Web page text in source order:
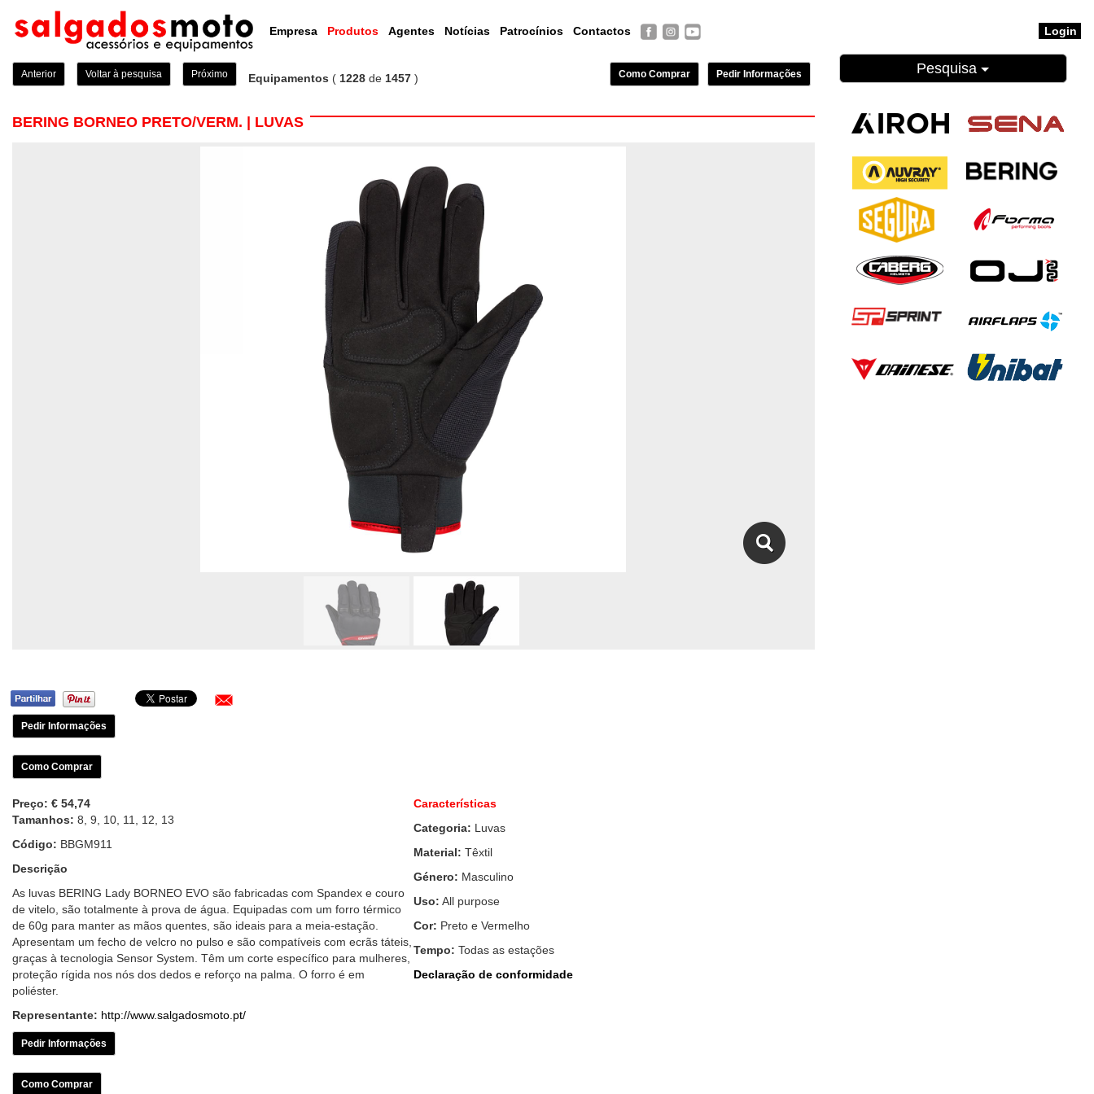
Empresa Produtos Agentes Notícias Patrocínios Contactos Login
Anterior Voltar à pesquisa Próximo Equipamentos ( 1228 de 1457 ) Pedir Informações
Como Comprar
BERING BORNEO PRETO/VERM. | LUVAS
Pedir Informações
Como Comprar
Preço: € 54,74
Tamanhos: 8, 9, 10, 11, 12, 13
Código: BBGM911
Descrição
As luvas BERING Lady BORNEO EVO são fabricadas com Spandex e couro
de vitelo, são totalmente à prova de água. Equipadas com um forro térmico
de 60g para manter as mãos quentes, são ideais para a meia-estação.
Apresentam um fecho de velcro no pulso e são compatíveis com ecrãs táteis,
graças à tecnologia Sensor System. Têm um corte específico para mulheres,
proteção rígida nos nós dos dedos e reforço na palma. O forro é em
poliéster.
Representante: http://www.salgadosmoto.pt/
Características
Categoria: Luvas
Material: Têxtil
Género: Masculino
Uso: All purpose
Cor: Preto e Vermelho
Tempo: Todas as estações
Declaração de conformidade
Pedir Informações
Como Comprar
Pesquisa